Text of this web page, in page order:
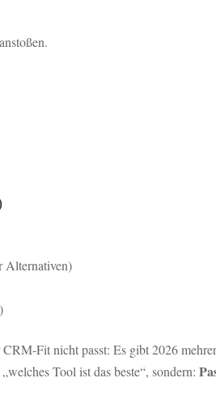
Alternativen)
Fit nicht passt: Es gibt 2026
Tool ist das beste“, sondern: